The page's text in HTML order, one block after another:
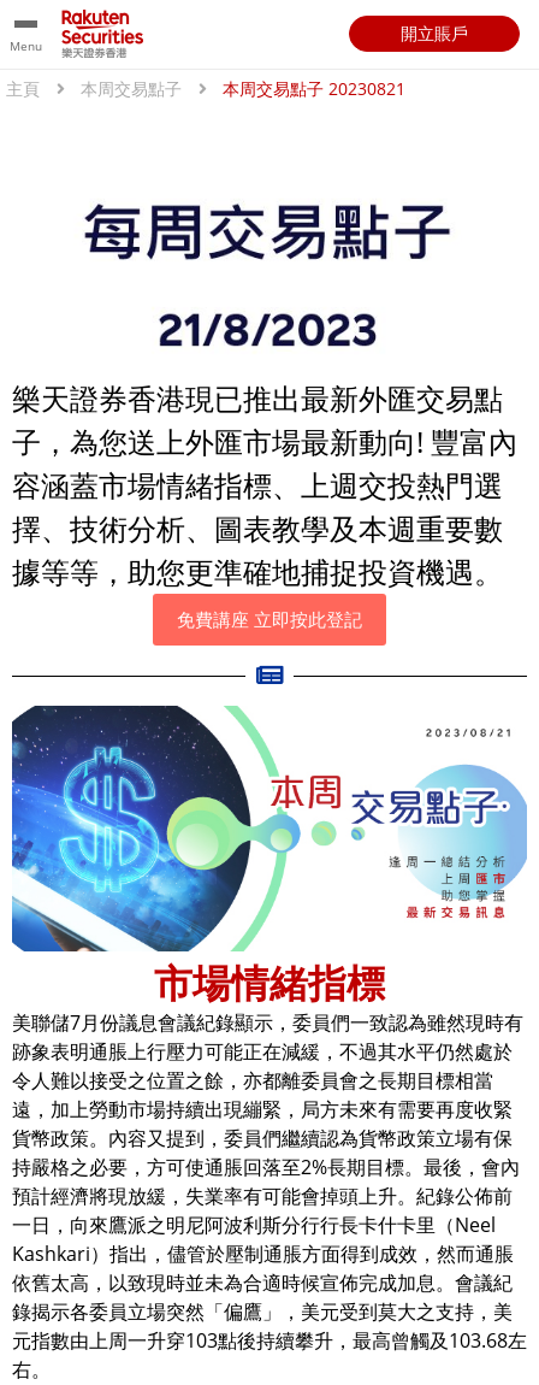
Menu
開立賬戶
主頁 本周交易點子 本周交易點子 20230821
樂天證券香港現已推出最新外匯交易點
子，為您送上外匯市場最新動向! 豐富內
容涵蓋市場情緒指標、上週交投熱門選
擇、技術分析、圖表教學及本週重要數
據等等，助您更準確地捕捉投資機遇。
免費講座 立即按此登記
市場情緒指標
美聯儲7月份議息會議紀錄顯示，委員們一致認為雖然現時有
跡象表明通脹上行壓力可能正在減緩，不過其水平仍然處於
令人難以接受之位置之餘，亦都離委員會之長期目標相當
遠，加上勞動市場持續出現繃緊，局方未來有需要再度收緊
貨幣政策。內容又提到，委員們繼續認為貨幣政策立場有保
持嚴格之必要，方可使通脹回落至2%長期目標。最後，會內
預計經濟將現放緩，失業率有可能會掉頭上升。紀錄公佈前
一日，向來鷹派之明尼阿波利斯分行行長卡什卡里（Neel
Kashkari）指出，儘管於壓制通脹方面得到成效，然而通脹
依舊太高，以致現時並未為合適時候宣佈完成加息。會議紀
錄揭示各委員立場突然「偏鷹」，美元受到莫大之支持，美
元指數由上周一升穿103點後持續攀升，最高曾觸及103.68左
右。